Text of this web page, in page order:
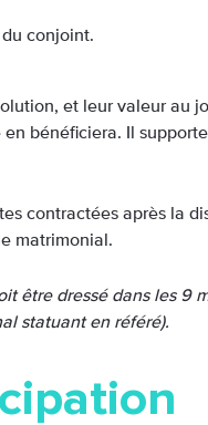
du conjoint.
et leur valeur au
bénéficiera. Il
contractées après la
matrimonial.
être dressé dans les 9
statuant en référé).